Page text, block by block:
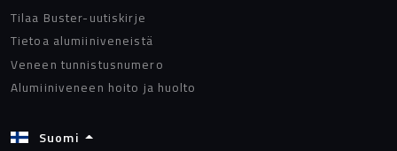
Tilaa Buster-uutiskirje
Tietoa alumiiniveneistä
Veneen tunnistusnumero
Alumiiniveneen hoito ja huolto
Suomi